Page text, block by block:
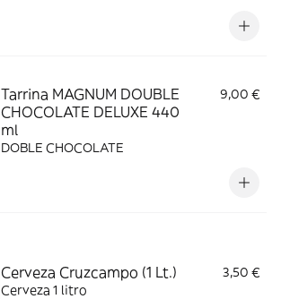
Tarrina MAGNUM DOUBLE
CHOCOLATE DELUXE 440
ml
9,00 €
DOBLE CHOCOLATE
Cerveza Cruzcampo (1 Lt.)
3,50 €
Cerveza 1 litro